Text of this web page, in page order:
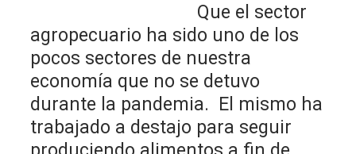
Que el sector
agropecuario ha sido uno de los
pocos sectores de nuestra
economía que no se detuvo
durante la pandemia. El mismo ha
trabajado a destajo para seguir